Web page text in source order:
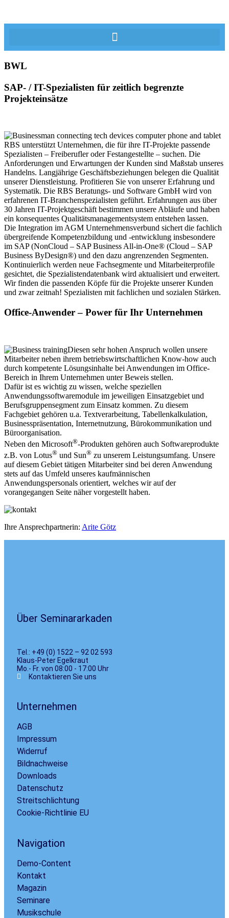
BWL
SAP- / IT-Spezialisten für zeitlich begrenzte
Projekteinsätze
RBS unterstützt Unternehmen, die für ihre IT-Projekte passende
Spezialisten – Freiberufler oder Festangestellte – suchen. Die
Anforderungen und Erwartungen der Kunden sind Maßstab unseres
Handelns. Langjährige Geschäftsbeziehungen belegen die Qualität
unserer Dienstleistung. Profitieren Sie von unserer Erfahrung und
Systematik. Die RBS Beratungs- und Software GmbH wird von
erfahrenen IT-Branchenspezialisten geführt. Erfahrungen aus über
30 Jahren IT-Projektgeschäft bestimmen unsere Abläufe und haben
ein konsequentes Qualitätsmanagementsystem entstehen lassen.
Die Integration im AGM Unternehmensverbund sichert die fachlich
übergreifende Kompetenzbildung und -entwicklung insbesondere
im SAP (NonCloud – SAP Business All-in-One® (Cloud – SAP
Business ByDesign®) und den dazu angrenzenden Segmenten.
Kontinuierlich werden neue Fachsegmente und Mitarbeiterprofile
gesichtet, die Spezialistendatenbank wird aktualisiert und erweitert.
Wir finden die passenden Köpfe für die Projekte unserer Kunden
und zwar zeitnah! Spezialisten mit fachlichen und sozialen Stärken.
Office-Anwender – Power für Ihr Unternehmen
Diesen sehr hohen Anspruch wollen unsere
Mitarbeiter neben ihrem betriebswirtschaftlichen Know-how auch
durch kompetente Lösungsinhalte bei Anwendungen im Office-
Bereich in Ihrem Unternehmen unter Beweis stellen.
Dafür ist es wichtig zu wissen, welche speziellen
Anwendungssoftwaremodule im jeweiligen Einsatz­­­­gebiet und
Berufsgruppensegment zum Einsatz kommen. Zu diesem
Fachgebiet gehören u.a. Textverarbeitung, Tabellenkalkulation,
Business­präsentation, Internetnutzung, Bürokommunikation und
Büroorganisation.
Neben den Microsoft®-Produkten gehören auch Softwareprodukte
z.B. von Lotus® und Sun® zu unserem Leistungsumfang. Unsere
auf diesem Gebiet tätigen Mitarbeiter sind bei deren Anwendung
stets auf das Umfeld unseres kaufmännischen
Anwendungspersonals orientiert, welches wir auf der
vorangegangen Seite näher vorgestellt haben.
Ihre Ansprechpartnerin: Arite Götz
Über Seminararkaden
Tel.: +49 (0) 1522 – 92 02 593
Klaus-Peter Egelkraut
Mo.- Fr. von 08:00 - 17:00 Uhr
Kontaktieren Sie uns
Unternehmen
AGB
Impressum
Widerruf
Bildnachweise
Downloads
Datenschutz
Streitschlichtung
Cookie-Richtlinie EU
Navigation
Demo-Content
Kontakt
Magazin
Seminare
Musikschule